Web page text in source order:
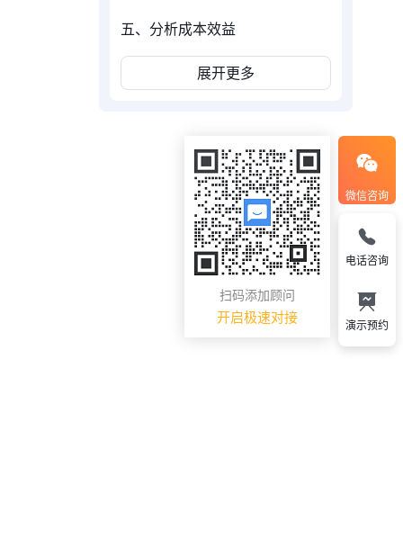
五、分析成本效益
展开更多
微信咨询
扫码添加顾问
开启极速对接
电话咨询
演示预约